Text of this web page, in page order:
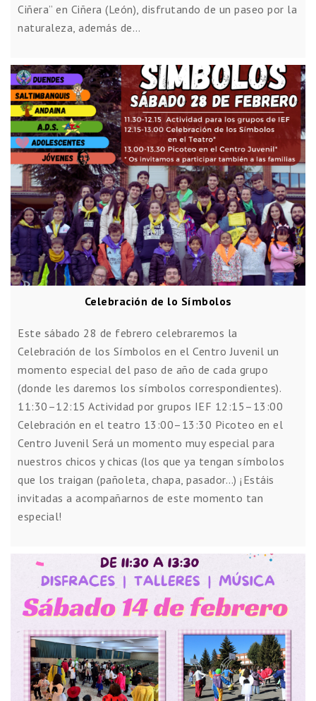
Ciñera” en Ciñera (León), disfrutando de un paseo por la
naturaleza, además de…
Celebración de lo Símbolos
Este sábado 28 de febrero celebraremos la
Celebración de los Símbolos en el Centro Juvenil un
momento especial del paso de año de cada grupo
(donde les daremos los símbolos correspondientes).
11:30–12:15 Actividad por grupos IEF 12:15–13:00
Celebración en el teatro 13:00–13:30 Picoteo en el
Centro Juvenil Será un momento muy especial para
nuestros chicos y chicas (los que ya tengan símbolos
que los traigan (pañoleta, chapa, pasador…) ¡Estáis
invitadas a acompañarnos de este momento tan
especial!